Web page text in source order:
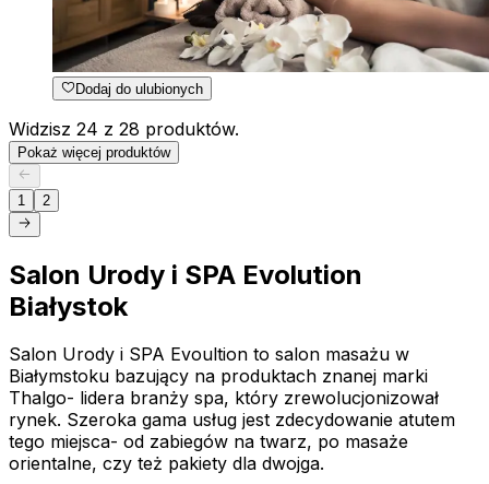
Dodaj do ulubionych
Widzisz 24 z 28 produktów.
Pokaż więcej produktów
1 2
Salon Urody i SPA Evolution
Białystok
Salon Urody i SPA Evoultion to salon masażu w
Białymstoku bazujący na produktach znanej marki
Thalgo- lidera branży spa, który zrewolucjonizował
rynek. Szeroka gama usług jest zdecydowanie atutem
tego miejsca- od zabiegów na twarz, po masaże
orientalne, czy też pakiety dla dwojga.